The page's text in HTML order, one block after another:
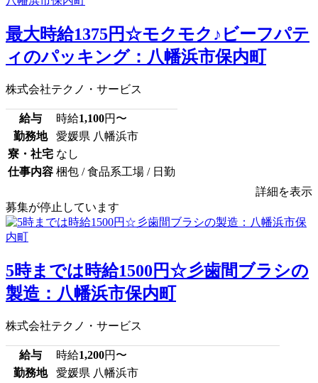
最大時給1375円☆モクモク♪ビーフパテ
ィのパッキング：八幡浜市保内町
株式会社テクノ・サービス
給与 時給1,100円〜
勤務地
愛媛県 八幡浜市
寮・社宅 なし
仕事内容 梱包 / 食品系工場 / 日勤
詳細を表示
募集が停止しています
5時までは時給1500円☆彡歯間ブラシの
製造：八幡浜市保内町
株式会社テクノ・サービス
給与 時給1,200円〜
勤務地
愛媛県 八幡浜市